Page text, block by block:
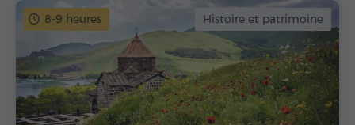
8-9 heures Histoire et patrimoine